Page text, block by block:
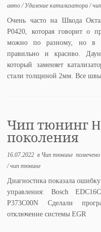
авто/ Удаление катализатора/
Очень часто на Шкода
P0420, которая говорит о
можно по разному, но в
правильно и красиво.
который заменяет
стали толщиной 2мм. Все
Чип тюнинг
поколения
16.07.2022 в Чип тюнинг помечено
/чип тюнинг
Диагностика показала
управления: Bosch
P373C00N Сделали
отключение системы EGR